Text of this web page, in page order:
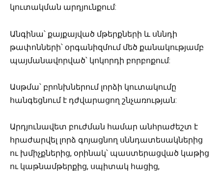
կուտակման արդյունքում:
Անգինա՝ քայքայված մթերքների և սննդի
թափոնների՝ օրգանիզմում մեծ քանակությամբ
պայմանավորված՝ կոկորդի բորբոքում:
Ասթմա՝ բրոնխներում լորձի կուտակումը
հանգեցնում է դժվարացող շնչառության:
Արդյունավետ բուժման համար անհրաժեշտ է
հրաժարվել լորձ գոյացնող սննդատեսակներից
ու խմիչքներից, օրինակ՝ պաստերացված կաթից
ու կաթնամթերքից, սպիտակ հացից,